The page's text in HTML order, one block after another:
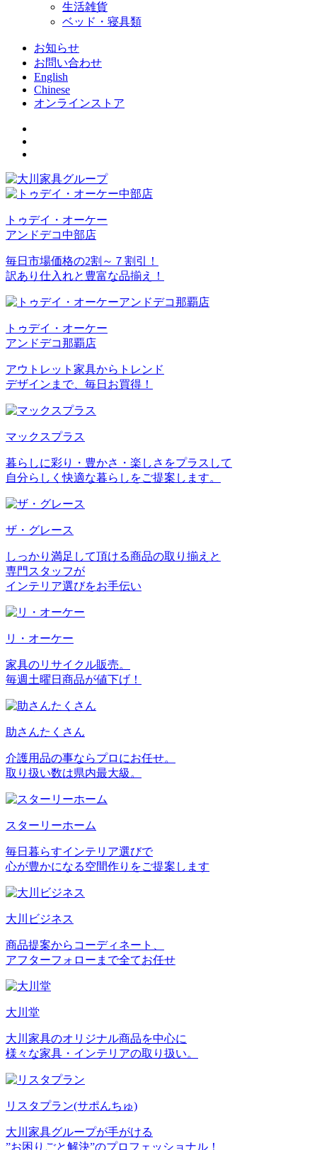
生活雑貨
ベッド・寝具類
お知らせ
お問い合わせ
English
Chinese
オンラインストア
トゥデイ・オーケー
アンドデコ中部店
毎日市場価格の2割～７割引！
訳あり仕入れと豊富な品揃え！
トゥデイ・オーケー
アンドデコ那覇店
アウトレット家具からトレンド
デザインまで、毎日お買得！
マックスプラス
暮らしに彩り・豊かさ・楽しさをプラスして
自分らしく快適な暮らしをご提案します。
ザ・グレース
しっかり満足して頂ける商品の取り揃えと
専門スタッフが
インテリア選びをお手伝い
リ・オーケー
家具のリサイクル販売。
毎週土曜日商品が値下げ！
助さんたくさん
介護用品の事ならプロにお任せ。
取り扱い数は県内最大級。
スターリーホーム
毎日暮らすインテリア選びで
心が豊かになる空間作りをご提案します
大川ビジネス
商品提案からコーディネート、
アフターフォローまで全てお任せ
大川堂
大川家具のオリジナル商品を中心に
様々な家具・インテリアの取り扱い。
リスタプラン(サポんちゅ)
大川家具グループが手がける
”お困りごと解決”のプロフェッショナル！